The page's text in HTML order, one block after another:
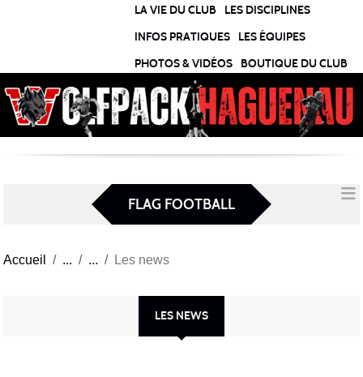
LA VIE DU CLUB
LES DISCIPLINES
INFOS PRATIQUES
LES ÉQUIPES
PHOTOS & VIDÉOS
BOUTIQUE DU CLUB
FLAG FOOTBALL
Accueil Les news
LES NEWS
Panneau de gestion des cookies